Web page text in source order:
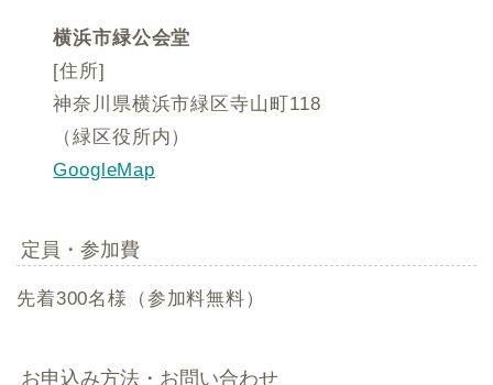
横浜市緑公会堂
[住所]
神奈川県横浜市緑区寺山町118
（緑区役所内）
GoogleMap
定員・参加費
先着300名様（参加料無料）
お申込み方法・お問い合わせ